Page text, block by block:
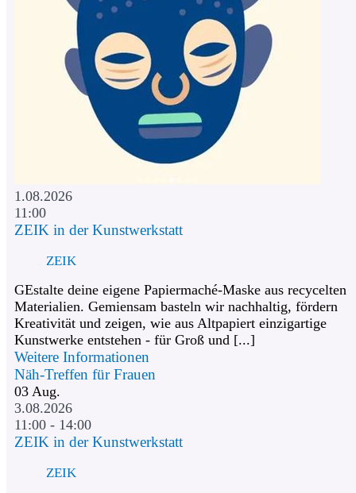
1.08.2026
11:00
ZEIK in der Kunstwerkstatt
ZEIK
GEstalte deine eigene Papiermaché-Maske aus recycelten
Materialien. Gemiensam basteln wir nachhaltig, fördern
Kreativität und zeigen, wie aus Altpapiert einzigartige
Kunstwerke entstehen - für Groß und [...]
Weitere Informationen
Näh-Treffen für Frauen
03 Aug.
3.08.2026
11:00 - 14:00
ZEIK in der Kunstwerkstatt
ZEIK